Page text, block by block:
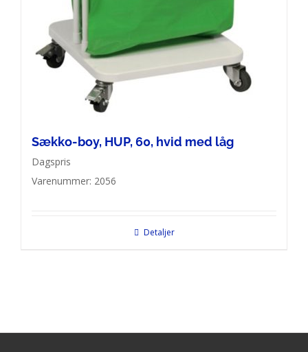
Sækko-boy, HUP, 60, hvid med låg
Dagspris
Varenummer: 2056
Detaljer